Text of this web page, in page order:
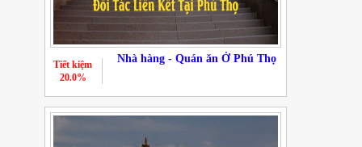
Nhà hàng - Quán ăn Ở Phú Thọ
Tiết kiệm
20.0%